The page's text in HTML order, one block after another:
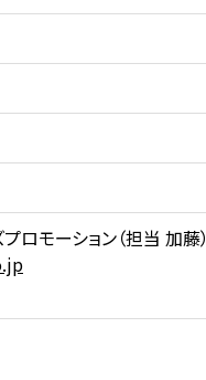
モーション（担当 加藤）